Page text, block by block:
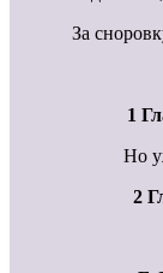
За
1
Но
2